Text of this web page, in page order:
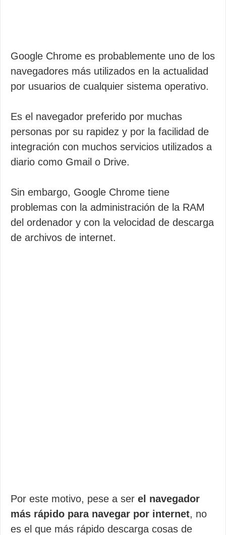
Google Chrome es probablemente uno de los
navegadores más utilizados en la actualidad
por usuarios de cualquier sistema operativo.
Es el navegador preferido por muchas
personas por su rapidez y por la facilidad de
integración con muchos servicios utilizados a
diario como Gmail o Drive.
Sin embargo, Google Chrome tiene
problemas con la administración de la RAM
del ordenador y con la velocidad de descarga
de archivos de internet.
Por este motivo, pese a ser el navegador
más rápido para navegar por internet, no
es el que más rápido descarga cosas de